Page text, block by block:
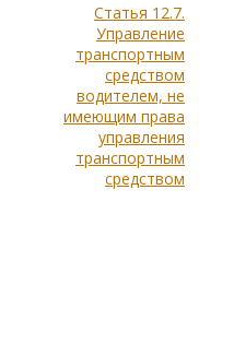
Статья 12.7.
Управление
транспортным
средством
водителем, не
имеющим права
управления
транспортным
средством